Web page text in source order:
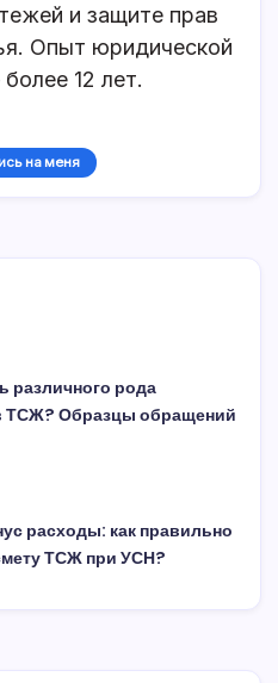
и защите прав
Опыт юридической
12 лет.
на меня
различного рода
ТСЖ? Образцы обращений
расходы: как правильно
ТСЖ при УСН?